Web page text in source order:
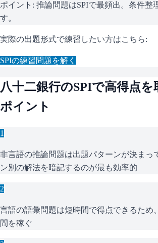
ポイント: 推論問題はSPIで最頻出。条件整
す。
実際の出題形式で練習したい方はこちら:
SPIの練習問題を解く
八十二銀行のSPIで高得点を
ポイント
1
非言語の推論問題は出題パターンが決まっ
ン別の解法を暗記するのが最も効率的
2
言語の語彙問題は短時間で得点できるため
間を稼ぐ